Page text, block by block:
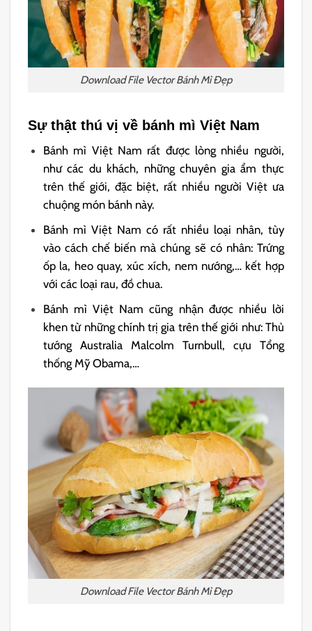
Download File Vector Bánh Mì Đẹp
Sự thật thú vị về bánh mì Việt Nam
Bánh mì Việt Nam rất được lòng nhiều người,
như các du khách, những chuyên gia ẩm thực
trên thế giới, đặc biệt, rất nhiều người Việt ưa
chuộng món bánh này.
Bánh mì Việt Nam có rất nhiều loại nhân, tùy
vào cách chế biến mà chúng sẽ có nhân: Trứng
ốp la, heo quay, xúc xích, nem nướng,… kết hợp
với các loại rau, đồ chua.
Bánh mì Việt Nam cũng nhận được nhiều lời
khen từ những chính trị gia trên thế giới như: Thủ
tướng Australia Malcolm Turnbull, cựu Tổng
thống Mỹ Obama,…
Download File Vector Bánh Mì Đẹp